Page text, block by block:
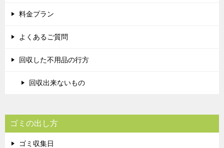
料金プラン
よくあるご質問
回収した不用品の行方
回収出来ないもの
ゴミの出し方
ゴミ収集日